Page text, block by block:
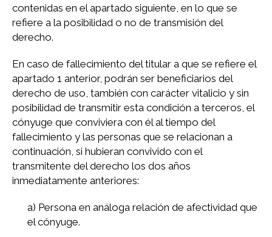
contenidas en el apartado siguiente, en lo que se
refiere a la posibilidad o no de transmisión del
derecho.
En caso de fallecimiento del titular a que se refiere el
apartado 1 anterior, podrán ser beneficiarios del
derecho de uso, también con carácter vitalicio y sin
posibilidad de transmitir esta condición a terceros, el
cónyuge que conviviera con él al tiempo del
fallecimiento y las personas que se relacionan a
continuación, si hubieran convivido con el
transmitente del derecho los dos años
inmediatamente anteriores:
a) Persona en análoga relación de afectividad que
el cónyuge.